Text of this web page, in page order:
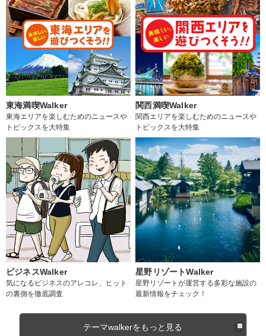
東海満喫Walker
東海エリアを楽しむためのニュースや
トピックスを大特集
関西満喫Walker
関西エリアを楽しむためのニュースや
トピックスを大特集
ビジネスWalker
気になるビジネスのアレコレ、ヒット
の裏側を徹底調査
星野リゾートWalker
星野リゾートが運営する多彩な施設の
最新情報をチェック！
テーマwalkerをもっと見る